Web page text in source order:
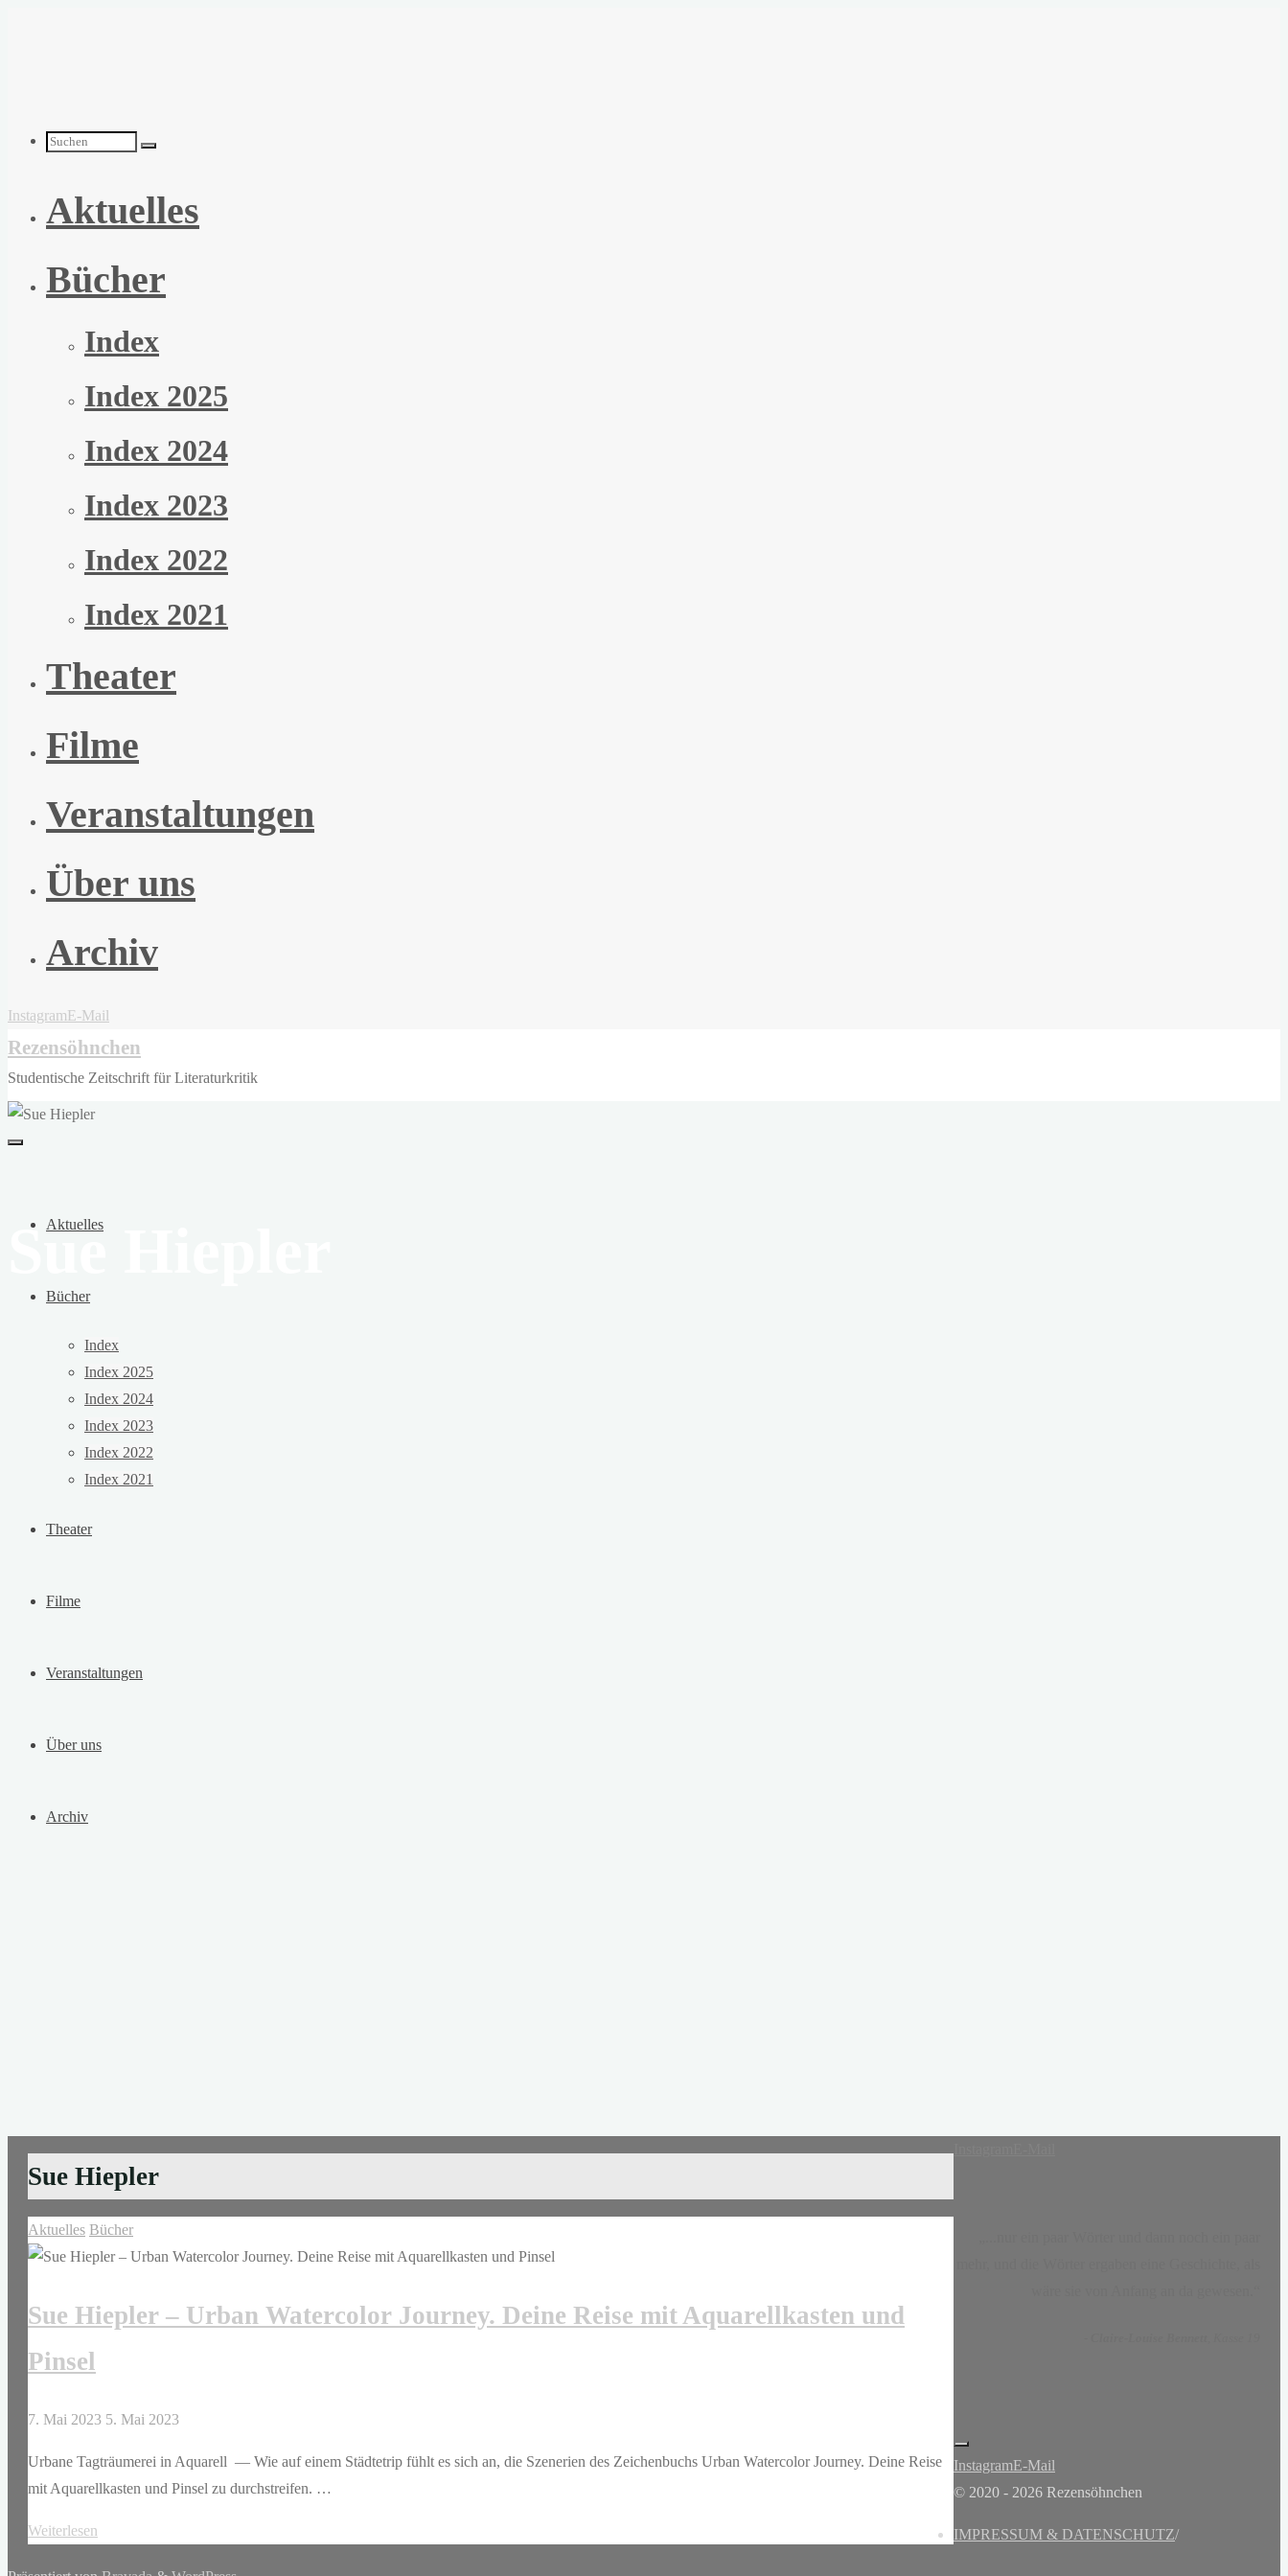
Suchen
nach:
Aktuelles
Bücher
Index
Index 2025
Index 2024
Index 2023
Index 2022
Index 2021
Theater
Filme
Veranstaltungen
Über uns
Archiv
InstagramE-Mail
Rezensöhnchen
Studentische Zeitschrift für Literaturkritik
Aktuelles
Bücher
Index
Index 2025
Index 2024
Index 2023
Index 2022
Index 2021
Theater
Filme
Veranstaltungen
Über uns
Archiv
Sue Hiepler
Sue Hiepler
Aktuelles Bücher
Sue Hiepler – Urban Watercolor Journey. Deine Reise mit Aquarellkasten und
Pinsel
7. Mai 2023 5. Mai 2023
Urbane Tagträumerei in Aquarell — Wie auf einem Städtetrip fühlt es sich an, die Szenerien des Zeichenbuchs Urban Watercolor Journey. Deine Reise
mit Aquarellkasten und Pinsel zu durchstreifen. …
Weiterlesen
InstagramE-Mail
© 2020 - 2026 Rezensöhnchen
IMPRESSUM & DATENSCHUTZ/